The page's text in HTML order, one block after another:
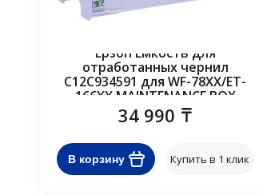
Epson Ёмкость для
отработанных чернил
C12C934591 для WF-78XX/ET-
166XX MAINTENANCE BOX
34 990
В корзину Купить в 1 клик